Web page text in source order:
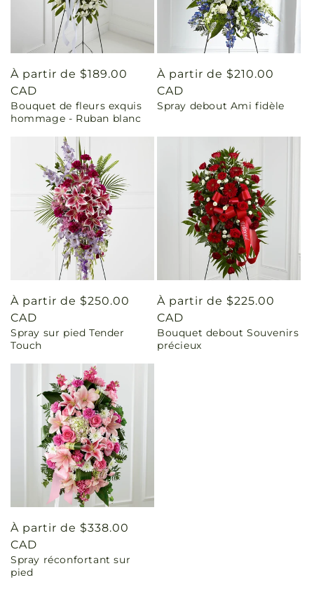
Prix
habituel
À partir de $189.00
CAD
Bouquet de fleurs exquis
hommage - Ruban blanc
Prix
habituel
À partir de $210.00
CAD
Spray debout Ami fidèle
Prix
habituel
À partir de $250.00
CAD
Spray sur pied Tender
Touch
Prix
habituel
À partir de $225.00
CAD
Bouquet debout Souvenirs
précieux
Prix
habituel
À partir de $338.00
CAD
Spray réconfortant sur
pied